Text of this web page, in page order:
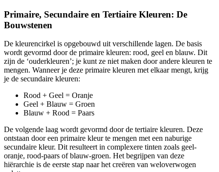
Primaire, Secundaire en Tertiaire Kleuren: De
Bouwstenen
De kleurencirkel is opgebouwd uit verschillende lagen. De basis
wordt gevormd door de primaire kleuren: rood, geel en blauw. Dit
zijn de ‘ouderkleuren’; je kunt ze niet maken door andere kleuren te
mengen. Wanneer je deze primaire kleuren met elkaar mengt, krijg
je de secundaire kleuren:
Rood + Geel = Oranje
Geel + Blauw = Groen
Blauw + Rood = Paars
De volgende laag wordt gevormd door de tertiaire kleuren. Deze
ontstaan door een primaire kleur te mengen met een naburige
secundaire kleur. Dit resulteert in complexere tinten zoals geel-
oranje, rood-paars of blauw-groen. Het begrijpen van deze
hiërarchie is de eerste stap naar het creëren van weloverwogen